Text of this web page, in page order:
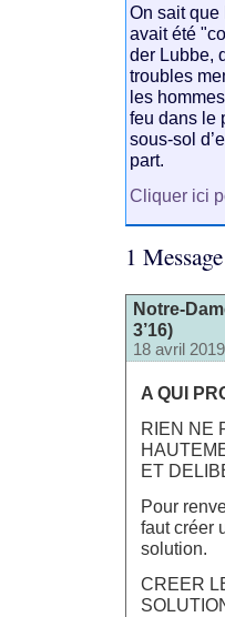
On sait que
avait été
der Lubbe,
troubles
les
feu dans le
sous-sol
part.
Cliquer ici
1 Message
Notre-
3’16)
18 avril
A QUI
RIEN NE
ET
Pour
faut créer
solution.
CREER